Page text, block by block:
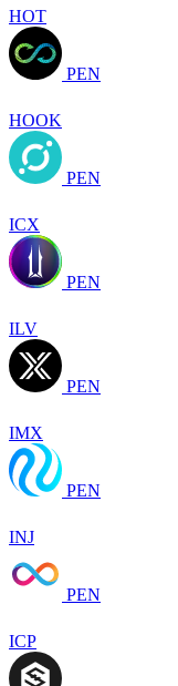
HOT
PEN
HOOK
PEN
ICX
PEN
ILV
PEN
IMX
PEN
INJ
PEN
ICP